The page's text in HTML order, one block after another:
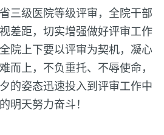
三级医院等级评审，全院干部
差距，切实增强做好评审工作
院上下要以评审为契机，凝心
而上，不负重托、不辱使命，
的姿态迅速投入到评审工作中
明天努力奋斗！